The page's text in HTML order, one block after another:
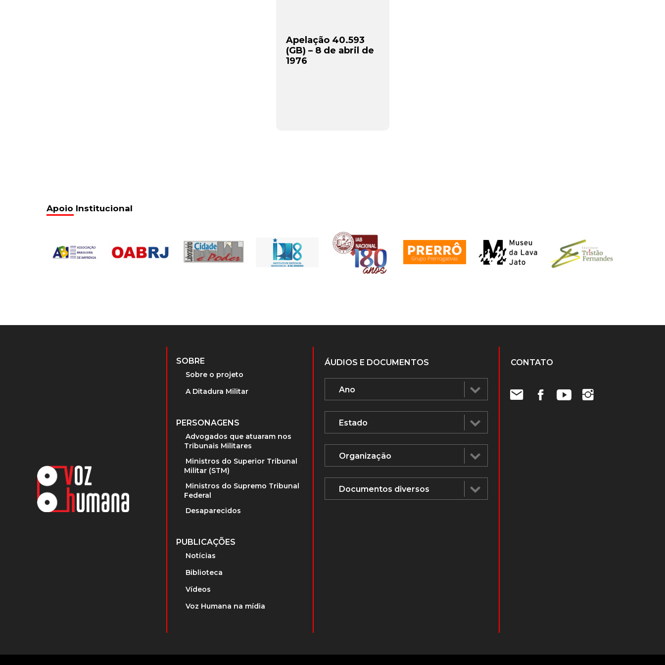
Apelação 40.593
(GB) – 8 de abril de
1976
Apoio Institucional
SOBRE
Sobre o projeto
A Ditadura Militar
PERSONAGENS
Advogados que atuaram nos
Tribunais Militares
Ministros do Superior Tribunal
Militar (STM)
Ministros do Supremo Tribunal
Federal
Desaparecidos
PUBLICAÇÕES
Notícias
Biblioteca
Vídeos
Voz Humana na mídia
ÁUDIOS E DOCUMENTOS CONTATO